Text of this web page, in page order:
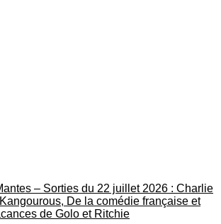
– Sorties du 22 juillet 2026 : Charlie
De la comédie française et
de Golo et Ritchie